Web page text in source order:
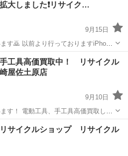
大しました❗リサイク…
9月15日
す🙇 以前より行っておりますiPhone
が修理できる機種を拡大致しました❗
おりますので是非ともお気軽にお問
リサイクルショップ バッテリー
工具高価買取中！ リサイクル
屋佐土原店
9月10日
す！ 電動工具、手工具高価買取して
具がございましたら是非ともお問い
土原マクドナルド向かい
リサイクルショップ 買取
サイクルショップ リサイクル